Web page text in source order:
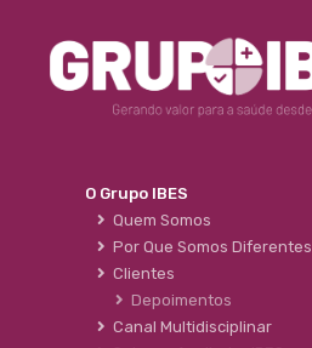
O Grupo IBES
Quem Somos
Por Que Somos Diferentes
Clientes
Depoimentos
Canal Multidisciplinar